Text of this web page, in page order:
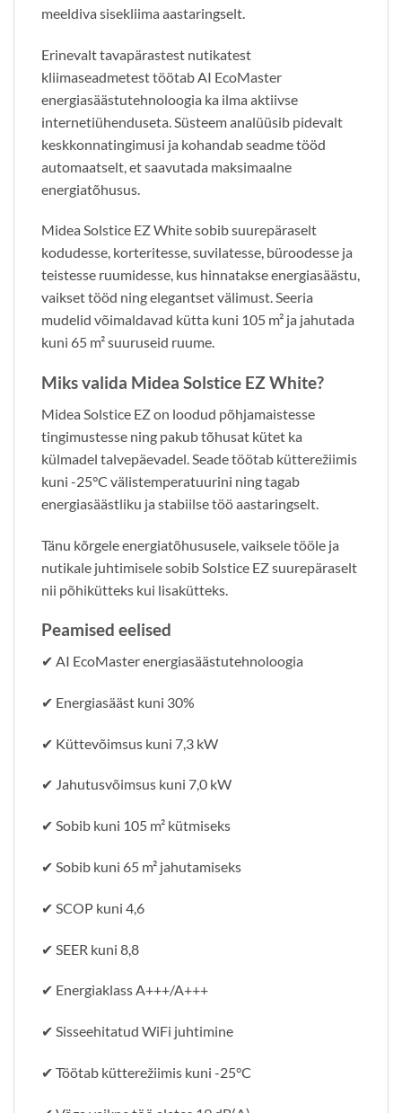
meeldiva sisekliima aastaringselt.
Erinevalt tavapärastest nutikatest
kliimaseadmetest töötab AI EcoMaster
energiasäästutehnoloogia ka ilma aktiivse
internetiühenduseta. Süsteem analüüsib pidevalt
keskkonnatingimusi ja kohandab seadme tööd
automaatselt, et saavutada maksimaalne
energiatõhusus.
Midea Solstice EZ White sobib suurepäraselt
kodudesse, korteritesse, suvilatesse, büroodesse ja
teistesse ruumidesse, kus hinnatakse energiasäästu,
vaikset tööd ning elegantset välimust. Seeria
mudelid võimaldavad kütta kuni 105 m² ja jahutada
kuni 65 m² suuruseid ruume.
Miks valida Midea Solstice EZ White?
Midea Solstice EZ on loodud põhjamaistesse
tingimustesse ning pakub tõhusat kütet ka
külmadel talvepäevadel. Seade töötab kütterežiimis
kuni -25°C välistemperatuurini ning tagab
energiasäästliku ja stabiilse töö aastaringselt.
Tänu kõrgele energiatõhususele, vaiksele tööle ja
nutikale juhtimisele sobib Solstice EZ suurepäraselt
nii põhikütteks kui lisakütteks.
Peamised eelised
✔ AI EcoMaster energiasäästutehnoloogia
✔ Energiasääst kuni 30%
✔ Küttevõimsus kuni 7,3 kW
✔ Jahutusvõimsus kuni 7,0 kW
✔ Sobib kuni 105 m² kütmiseks
✔ Sobib kuni 65 m² jahutamiseks
✔ SCOP kuni 4,6
✔ SEER kuni 8,8
✔ Energiaklass A+++/A+++
✔ Sisseehitatud WiFi juhtimine
✔ Töötab kütterežiimis kuni -25°C